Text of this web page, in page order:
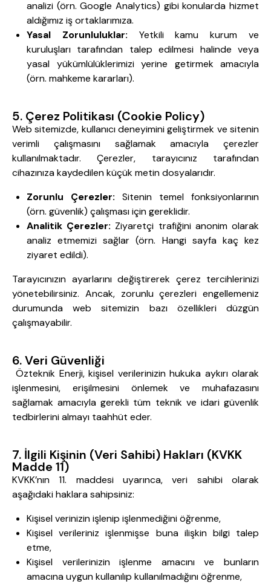
analizi (örn. Google Analytics) gibi konularda hizmet
aldığımız iş ortaklarımıza.
Yasal Zorunluluklar: Yetkili kamu kurum ve
kuruluşları tarafından talep edilmesi halinde veya
yasal yükümlülüklerimizi yerine getirmek amacıyla
(örn. mahkeme kararları).
5. Çerez Politikası (Cookie Policy)
Web sitemizde, kullanıcı deneyimini geliştirmek ve sitenin
verimli çalışmasını sağlamak amacıyla çerezler
kullanılmaktadır. Çerezler, tarayıcınız tarafından
cihazınıza kaydedilen küçük metin dosyalarıdır.
Zorunlu Çerezler: Sitenin temel fonksiyonlarının
(örn. güvenlik) çalışması için gereklidir.
Analitik Çerezler: Ziyaretçi trafiğini anonim olarak
analiz etmemizi sağlar (örn. Hangi sayfa kaç kez
ziyaret edildi).
Tarayıcınızın ayarlarını değiştirerek çerez tercihlerinizi
yönetebilirsiniz. Ancak, zorunlu çerezleri engellemeniz
durumunda web sitemizin bazı özellikleri düzgün
çalışmayabilir.
6. Veri Güvenliği
Özteknik Enerji, kişisel verilerinizin hukuka aykırı olarak
işlenmesini, erişilmesini önlemek ve muhafazasını
sağlamak amacıyla gerekli tüm teknik ve idari güvenlik
tedbirlerini almayı taahhüt eder.
7. İlgili Kişinin (Veri Sahibi) Hakları (KVKK
Madde 11)
KVKK’nın 11. maddesi uyarınca, veri sahibi olarak
aşağıdaki haklara sahipsiniz:
Kişisel verinizin işlenip işlenmediğini öğrenme,
Kişisel verileriniz işlenmişse buna ilişkin bilgi talep
etme,
Kişisel verilerinizin işlenme amacını ve bunların
amacına uygun kullanılıp kullanılmadığını öğrenme,